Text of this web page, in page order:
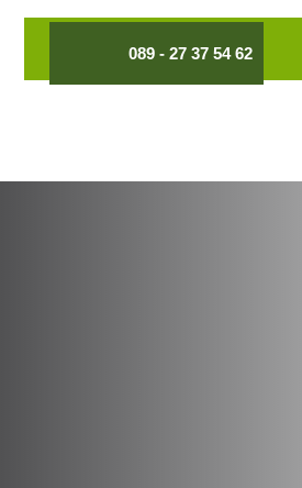
089 - 27 37 54 62